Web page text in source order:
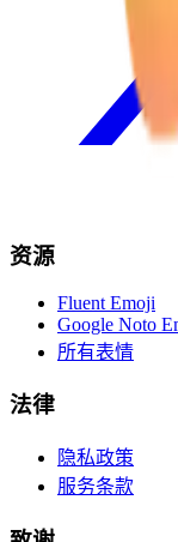
资源
Fluent Emoji
Google Noto
所有表情
法律
隐私政策
服务条款